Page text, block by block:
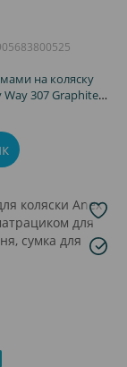
на коляску
Way 307 Graphite